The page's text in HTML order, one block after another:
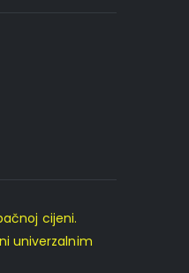
cijeni.
univerzalnim